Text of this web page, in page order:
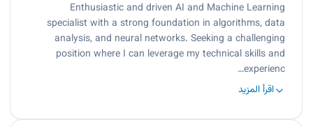
Enthusiastic and driven AI and Machine Learning
specialist with a strong foundation in algorithms, data
analysis, and neural networks. Seeking a challenging
position where I can leverage my technical skills and
experienc…
اقرأ المزيد